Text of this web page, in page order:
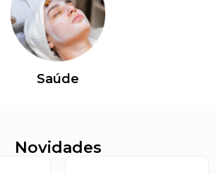
Saúde
Novidades